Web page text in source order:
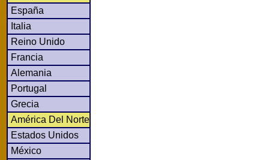
España
Italia
Reino Unido
Francia
Alemania
Portugal
Grecia
América Del Norte
Estados Unidos
México